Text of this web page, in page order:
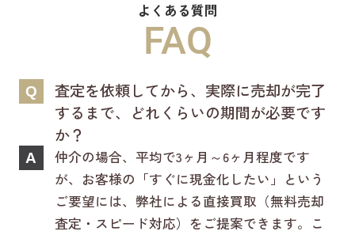
新ホームページは検索も楽々♪スマホに
是非一度ご覧ください(^^♪
よくある質問
FAQ
Q
査定を依頼してから、実際に売却が完了
するまで、どれくらいの期間が必要です
か？
A
仲介の場合、平均で3ヶ月～6ヶ月程度です
が、お客様の「すぐに現金化したい」という
ご要望には、弊社による直接買取（無料売却
査定・スピード対応）をご提案できます。こ